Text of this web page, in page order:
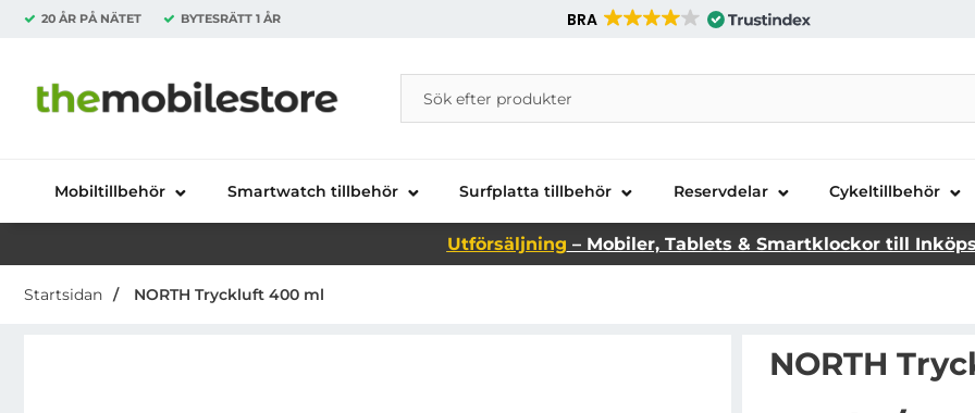
20 ÅR PÅ NÄTET BYTESRÄTT 1 ÅR BRA
Startsidan för Danira Telecom AB
Sök
Sök på Danira Telecom AB
Mobiltillbehör Smartwatch tillbehör Surfplatta tillbehör Reservdelar Cykeltillbehör
Utförsäljning – Mobiler, Tablets & Smartklockor till
Startsidan NORTH Tryckluft 400 ml
NORTH